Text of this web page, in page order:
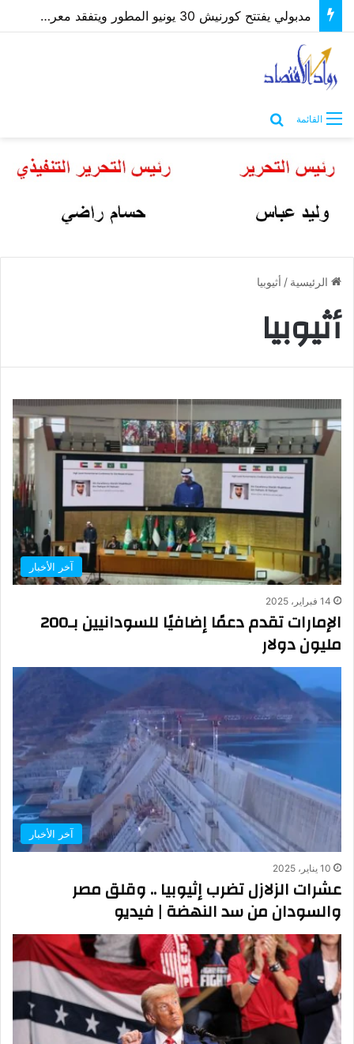
مدبولي يفتتح كورنيش 30 يونيو المطور ويتفقد معرض “كنوز مصر” بمطروح
القائمة
الرئيسية / أثيوبيا
أثيوبيا
آخر الأخبار
14 فبراير، 2025
الإمارات تقدم دعمًا إضافيًا للسودانيين بـ200
مليون دولار
آخر الأخبار
10 يناير، 2025
عشرات الزلازل تضرب إثيوبيا .. وقلق مصر
والسودان من سد النهضة | فيديو